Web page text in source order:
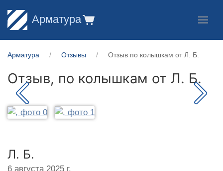
Арматура
Арматура Отзывы Отзыв по колышкам от Л. Б.
Отзыв, по колышкам от Л. Б.
Л. Б.
6 августа 2025 г.